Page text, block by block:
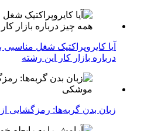
آیا کایروپراکتیک شغل
درباره بازار کار این رشته
زبان بدن گربه‌ها: رمزگشایی